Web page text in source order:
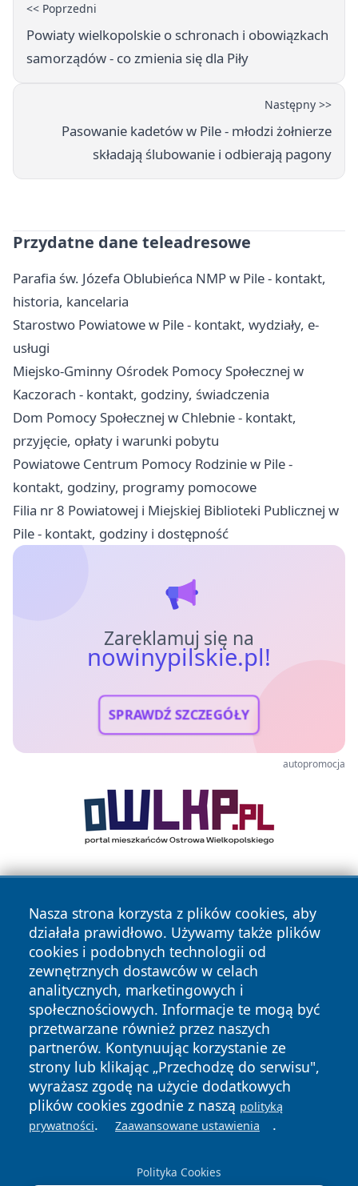
<< Poprzedni
Powiaty wielkopolskie o schronach i obowiązkach
samorządów - co zmienia się dla Piły
Następny >>
Pasowanie kadetów w Pile - młodzi żołnierze
składają ślubowanie i odbierają pagony
Przydatne dane teleadresowe
Parafia św. Józefa Oblubieńca NMP w Pile - kontakt,
historia, kancelaria
Starostwo Powiatowe w Pile - kontakt, wydziały, e-
usługi
Miejsko-Gminny Ośrodek Pomocy Społecznej w
Kaczorach - kontakt, godziny, świadczenia
Dom Pomocy Społecznej w Chlebnie - kontakt,
przyjęcie, opłaty i warunki pobytu
Powiatowe Centrum Pomocy Rodzinie w Pile -
kontakt, godziny, programy pomocowe
Filia nr 8 Powiatowej i Miejskiej Biblioteki Publicznej w
Pile - kontakt, godziny i dostępność
Zareklamuj się na
nowinypilskie.pl!
SPRAWDŹ SZCZEGÓŁY
autopromocja
Nasza strona korzysta z plików cookies, aby
działała prawidłowo. Używamy także plików
cookies i podobnych technologii od
zewnętrznych dostawców w celach
analitycznych, marketingowych i
społecznościowych. Informacje te mogą być
przetwarzane również przez naszych
partnerów. Kontynuując korzystanie ze
strony lub klikając „Przechodzę do serwisu",
wyrażasz zgodę na użycie dodatkowych
plików cookies zgodnie z naszą polityką
prywatności. Zaawansowane ustawienia .
Polityka Cookies
Copyright © 2026 nowinypilskie.pl Wszystkie prawa
zastrzeżone.
News Autorzy
Polityka
Prywatności
Polityka
Cookies